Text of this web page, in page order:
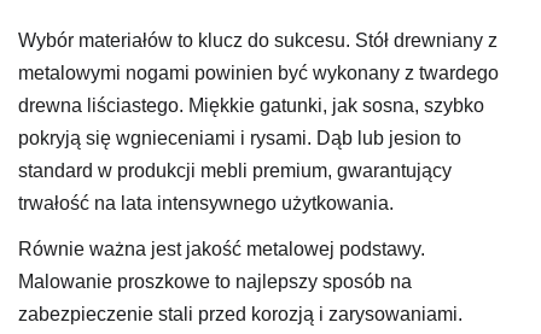
Wybór materiałów to klucz do sukcesu. Stół drewniany z
metalowymi nogami powinien być wykonany z twardego
drewna liściastego. Miękkie gatunki, jak sosna, szybko
pokryją się wgnieceniami i rysami. Dąb lub jesion to
standard w produkcji mebli premium, gwarantujący
trwałość na lata intensywnego użytkowania.
Równie ważna jest jakość metalowej podstawy.
Malowanie proszkowe to najlepszy sposób na
zabezpieczenie stali przed korozją i zarysowaniami.